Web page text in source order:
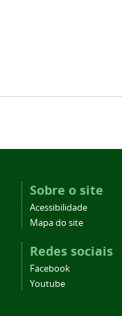
Sobre o site
Acessibilidade
Mapa do site
Redes sociais
Facebook
Youtube